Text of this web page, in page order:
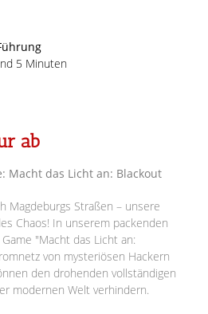
5 Minuten
ab
Macht das Licht an: Blackout
Magdeburgs Straßen – unsere
Chaos! In unserem packenden
"Macht das Licht an:
von mysteriösen Hackern
den drohenden vollständigen
modernen Welt verhindern.